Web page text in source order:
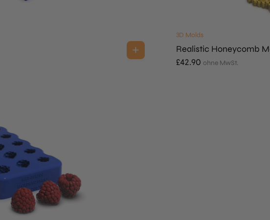
3D Molds
Realistic Honeycomb
£42.90 ohne MwSt.